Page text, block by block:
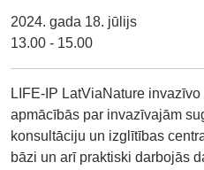
2024. gada 18. jūlijs
13.00 - 15.00
LIFE-IP LatViaNature
apmācībās par invazīvajām
konsultāciju un izglītības
bāzi un arī praktiski darbojās